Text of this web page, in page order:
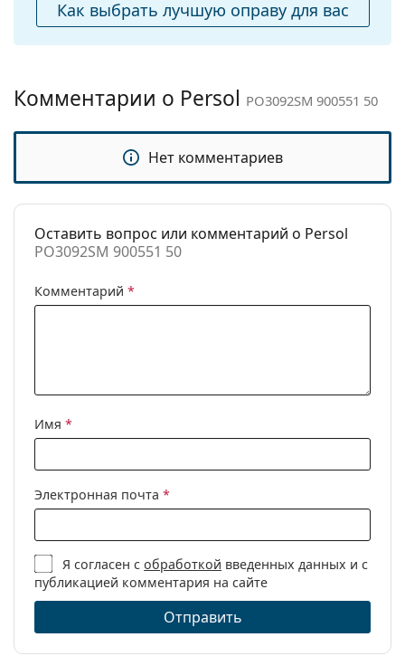
Изучите ассортиментсолнцезащитных очков,
чтобы найти больше стилей от популярных
Да
Пол:
Мужские
Persol
Использование:
Мода
Как выбрать лучшую оправу для вас
Комментарии о Persol PO3092SM 900551 50
Нет комментариев
Оставить вопрос или комментарий о Persol
PO3092SM 900551 50
Комментарий *
Имя *
Электронная почта *
Я согласен собработкой введенных данных и с
публикацией комментария на сайте
Отправить